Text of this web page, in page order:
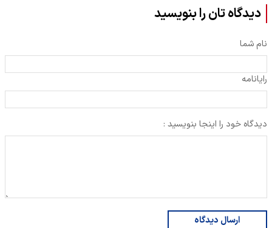
دیدگاه تان را بنویسید
نام شما
رایانامه
دیدگاه خود را اینجا بنویسید :
ارسال دیدگاه